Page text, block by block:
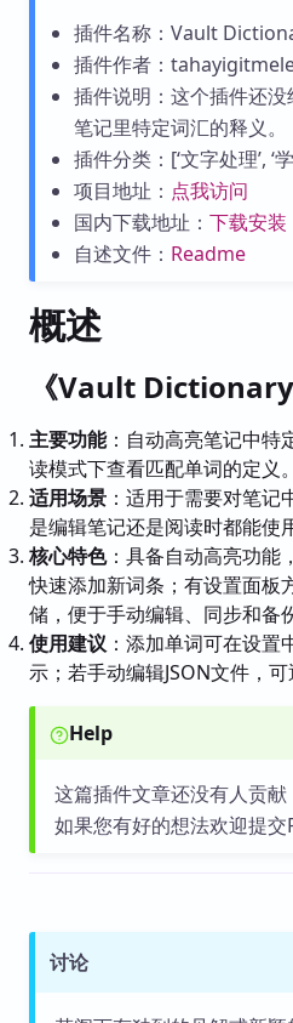
插件名称：Vault
插件作者：
插件说明：这个插件还
笔记里特定词汇的释义。
插件分类：[‘文字处理’, ‘
项目地址： 点我访问
国内下载地址： 下载安装
自述文件： Readme
概述
《Vault Dictionary
主要功能：自动高亮笔记中特
读模式下查看匹配单词的定义。
适用场景 ：适用于需要对笔
是编辑笔记还是阅读时都能使用
核心特色：具备自动高亮功能
快速添加新词条；有设置面板
储，便于手动编辑、同步和备份
使用建议 ：添加单词可在设
示；若手动编辑JSON文件，
Help
这篇插件文章还没有人贡献
如果您有好的想法欢迎提交
讨论